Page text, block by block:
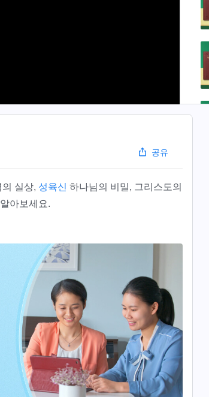
공유
의 실상, 성육신 하나님의 비밀, 그리스도의
아보세요.